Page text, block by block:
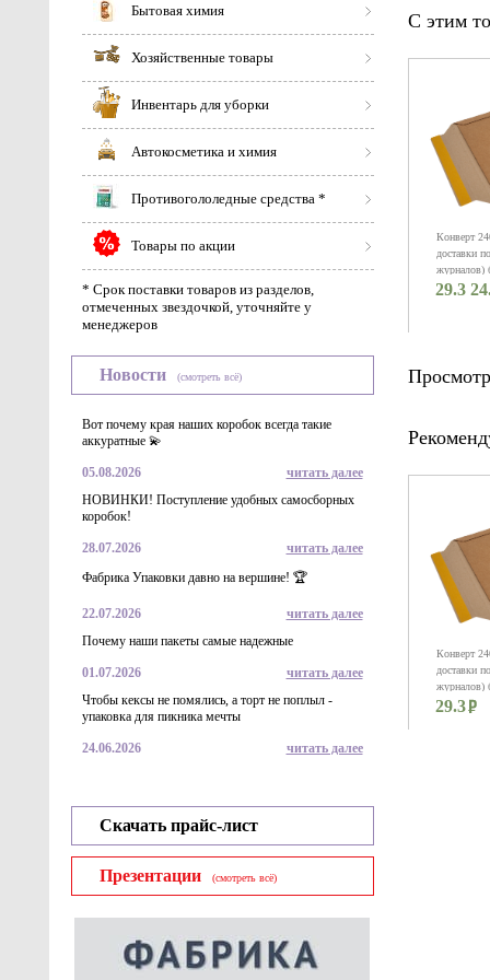
Бытовая химия
Хозяйственные товары
Инвентарь для уборки
Автокосметика и химия
Противогололедные средства *
Товары по акции
* Срок поставки товаров из разделов,
отмеченных звездочкой, уточняйте у
менеджеров
Новости (смотреть всё)
Вот почему края наших коробок всегда такие
аккуратные 💫
05.08.2026
читать далее
НОВИНКИ! Поступление удобных самосборных
коробок!
28.07.2026
читать далее
Фабрика Упаковки давно на вершине! 🏆
22.07.2026
читать далее
Почему наши пакеты самые надежные
01.07.2026
читать далее
Чтобы кексы не помялись, а торт не поплыл -
упаковка для пикника мечты
24.06.2026 читать далее
Скачать прайс-лист
Презентации (смотреть всё)
С этим
Конверт
доставки
журналов)
29.3
Конверт
доставки
журналов)
29.3